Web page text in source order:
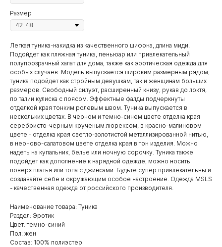
Размер
Легкая туника-накидка из качественного шифона, длина миди.
Подойдет как пляжная туника, пеньюар или привлекательный
полупрозрачный халат для дома, также как эротическая одежда для
особых случаев. Модель выпускается широким размерным рядом,
туника подойдет как стройным девушкам, так и женщинам больших
размеров. Свободный силуэт, расширенный книзу, рукав до локтя,
по талии кулиска с поясом. Эффектные фалды подчеркнуты
отделкой края тонким ролевым швом. Туника выпускается в
нескольких цветах. В черном и темно-синем цвете отделка края
серебристо-черным крученым люрексом, в красно-малиновом
цвете - отделка края светло-золотистой металлизированной нитью,
в неоново-салатовом цвете отделка края в тон изделия. Можно
надеть на купальник, белье или ночную сорочку. Туника также
подойдет как дополнение к нарядной одежде, можно носить
поверх платья или топа с джинсами. Будьте супер привлекательны и
создавайте себе и окружающим особое настроение. Одежда MSLS
- качественная одежда от российского производителя.
Наименование товара: Туника
Раздел: Эротик
Цвет: темно-синий
Пол: жен
Состав: 100% полиэстер